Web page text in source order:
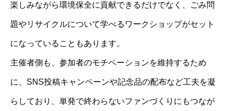
楽しみながら環境保全に貢献できるだけでなく、ごみ問
題やリサイクルについて学べるワークショップがセット
になっていることもあります。
主催者側も、参加者のモチベーションを維持するため
に、SNS投稿キャンペーンや記念品の配布など工夫を凝
らしており、単発で終わらないファンづくりにもつなが